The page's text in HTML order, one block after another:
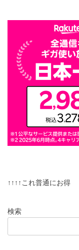
↑↑↑↑これ普通にお得
検索